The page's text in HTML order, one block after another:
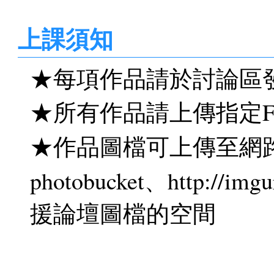
上課須知
★每項作品請於討論區
★所有作品請上傳指定
★作品圖檔可上傳至網
photobucket、http://
援論壇圖檔的空間